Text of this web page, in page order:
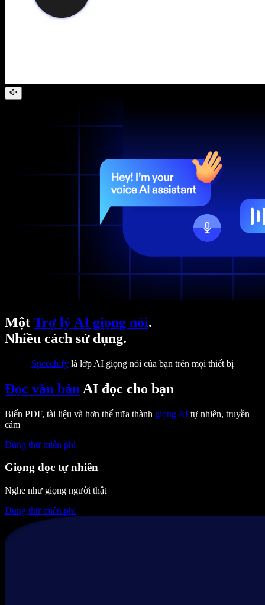
Một Trợ lý AI giọng nói.
Nhiều cách sử dụng.
Speechify là lớp AI giọng nói của bạn trên mọi thiết bị
Đọc văn bản AI đọc cho bạn
Biến PDF, tài liệu và hơn thế nữa thành giọng AI tự nhiên, truyền
cảm
Dùng thử miễn phí
Giọng đọc tự nhiên
Nghe như giọng người thật
Dùng thử miễn phí